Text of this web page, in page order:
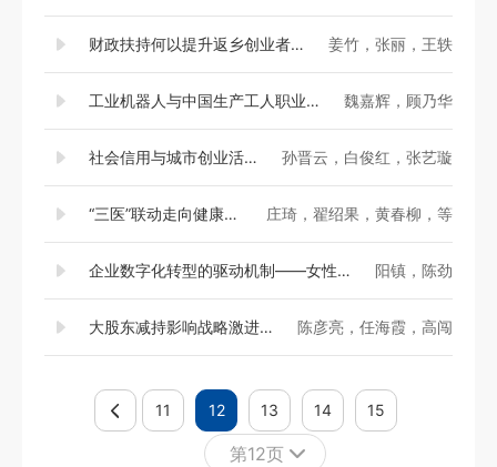
姜竹，张丽，王轶
财政扶持何以提升返乡创业者创新精神？
魏嘉辉，顾乃华
工业机器人与中国生产工人职业流动
孙晋云，白俊红，张艺璇
社会信用与城市创业活跃度
庄琦，翟绍果，黄春柳，等
“三医”联动走向健康治理的实现机制——基于三明医改的纵向案例研究
阳镇，陈劲
企业数字化转型的驱动机制——女性高管的视角
陈彦亮，任海霞，高闯
大股东减持影响战略激进度吗？
11 12 13 14 15
第12页
1